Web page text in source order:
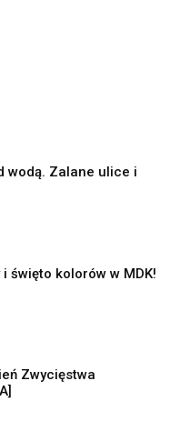
wodą. Zalane ulice i
święto kolorów w MDK!
Zwycięstwa